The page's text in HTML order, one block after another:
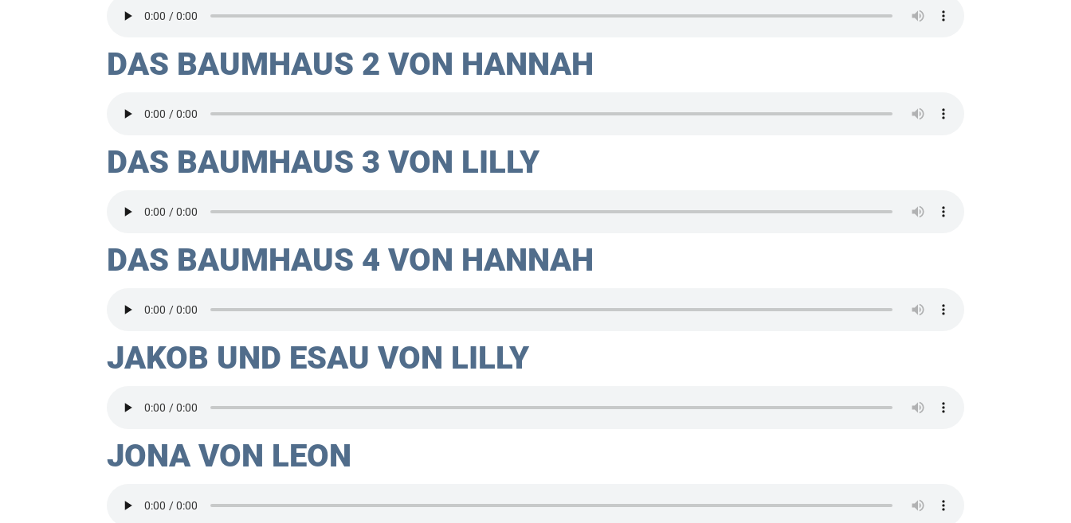
DAS BAUMHAUS 2 VON HANNAH
DAS BAUMHAUS 3 VON LILLY
DAS BAUMHAUS 4 VON HANNAH
JAKOB UND ESAU VON LILLY
JONA VON LEON